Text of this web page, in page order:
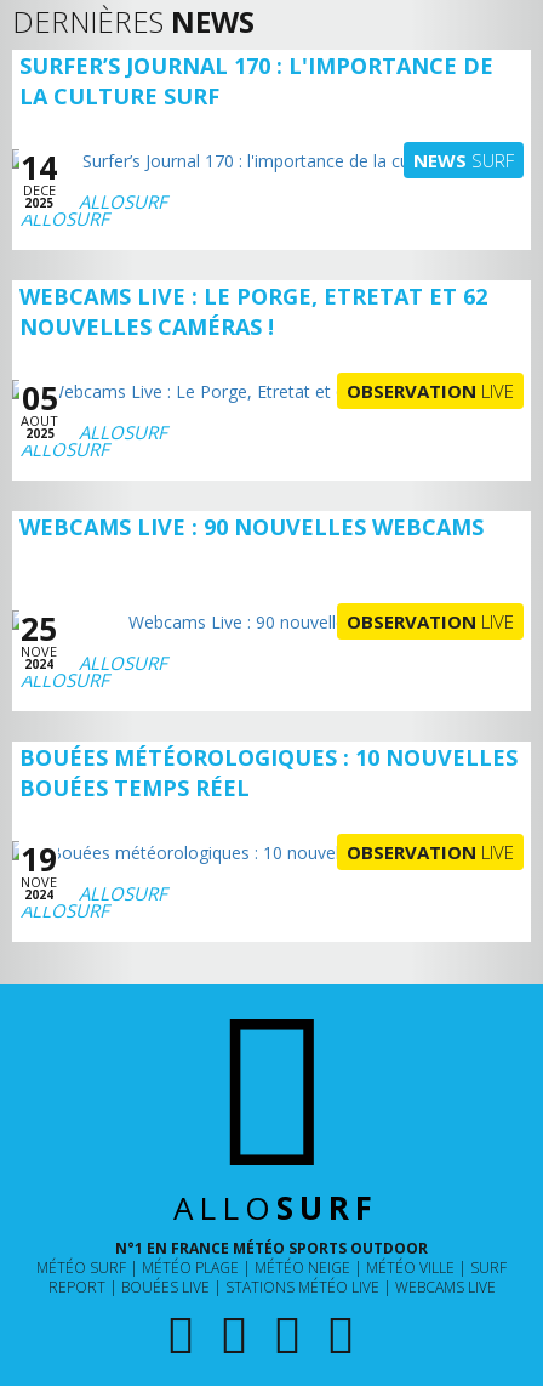
DERNIÈRES NEWS
SURFER’S JOURNAL 170 : L'IMPORTANCE DE
LA CULTURE SURF
14
DECE
2025
NEWS SURF
ALLOSURF
WEBCAMS LIVE : LE PORGE, ETRETAT ET 62
NOUVELLES CAMÉRAS !
05
AOUT
2025
OBSERVATION LIVE
ALLOSURF
WEBCAMS LIVE : 90 NOUVELLES WEBCAMS
25
NOVE
2024
OBSERVATION LIVE
ALLOSURF
BOUÉES MÉTÉOROLOGIQUES : 10 NOUVELLES
BOUÉES TEMPS RÉEL
19
NOVE
2024
OBSERVATION LIVE
ALLOSURF
ALLO SURF
N°1 EN FRANCE MÉTÉO SPORTS OUTDOOR
MÉTÉO SURF
MÉTÉO PLAGE MÉTÉO NEIGE MÉTÉO VILLE
SURF
REPORT
BOUÉES LIVE STATIONS MÉTÉO LIVE WEBCAMS LIVE